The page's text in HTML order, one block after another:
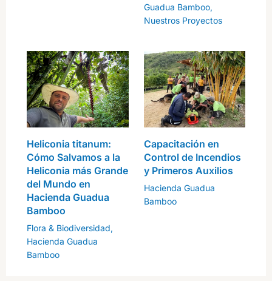
Guadua Bamboo,
Nuestros Proyectos
Heliconia titanum:
Cómo Salvamos a la
Heliconia más Grande
del Mundo en
Hacienda Guadua
Bamboo
Flora & Biodiversidad,
Hacienda Guadua
Bamboo
Capacitación en
Control de Incendios
y Primeros Auxilios
Hacienda Guadua
Bamboo